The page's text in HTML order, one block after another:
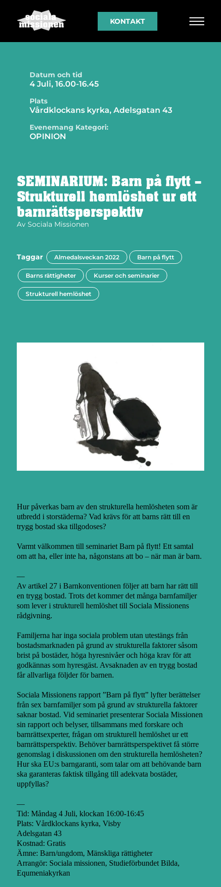
KONTAKT
Datum och tid
4 Juli, 16.00-16.45
Plats
Vårdklockans kyrka, Adelsgatan 43
Evenemang Kategori:
OPINION
SEMINARIUM: Barn på flytt –
Strukturell hemlöshet ur ett
barnrättsperspektiv
Av Sociala Missionen
Taggar Almedalsveckan 2022 Barn på flytt
Barns rättigheter Kurser och seminarier
Strukturell hemlöshet
Hur påverkas barn av den strukturella hemlösheten som är
utbredd i storstäderna? Vad krävs för att barns rätt till en
trygg bostad ska tillgodoses?
Varmt välkommen till seminariet Barn på flytt! Ett samtal
om att ha, eller inte ha, någonstans att bo – när man är barn.
—
Av artikel 27 i Barnkonventionen följer att barn har rätt till
en trygg bostad. Trots det kommer det många barnfamiljer
som lever i strukturell hemlöshet till Sociala Missionens
rådgivning.
Familjerna har inga sociala problem utan utestängs från
bostadsmarknaden på grund av strukturella faktorer såsom
brist på bostäder, höga hyresnivåer och höga krav för att
godkännas som hyresgäst. Avsaknaden av en trygg bostad
får allvarliga följder för barnen.
Sociala Missionens rapport ”Barn på flytt” lyfter berättelser
från sex barnfamiljer som på grund av strukturella faktorer
saknar bostad. Vid seminariet presenterar Sociala Missionen
sin rapport och belyser, tillsammans med forskare och
barnrättsexperter, frågan om strukturell hemlöshet ur ett
barnrättsperspektiv. Behöver barnrättsperspektivet få större
genomslag i diskussionen om den strukturella hemlösheten?
Hur ska EU:s barngaranti, som talar om att behövande barn
ska garanteras faktisk tillgång till adekvata bostäder,
uppfyllas?
—
Tid: Måndag 4 Juli, klockan 16:00-16:45
Plats: Vårdklockans kyrka, Visby
Adelsgatan 43
Kostnad: Gratis
Ämne: Barn/ungdom, Mänskliga rättigheter
Arrangör: Sociala missionen, Studieförbundet Bilda,
Equmeniakyrkan